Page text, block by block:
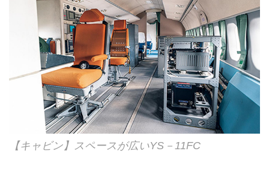
【キャビン】スペースが広いYS－11FC